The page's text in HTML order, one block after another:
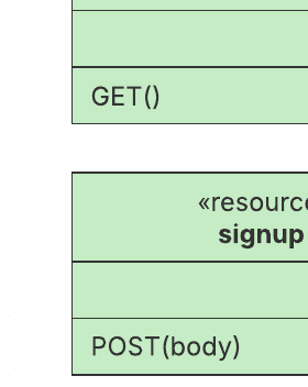
— задокументировать логику API;
— наглядно показать, как движется
— выявить лишние шаги и другие